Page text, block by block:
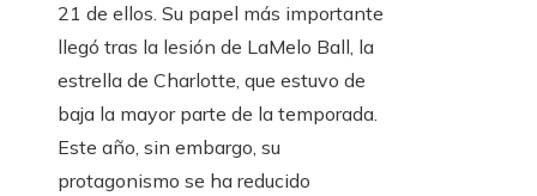
21 de ellos. Su papel más importante
llegó tras la lesión de LaMelo Ball, la
estrella de Charlotte, que estuvo de
baja la mayor parte de la temporada.
Este año, sin embargo, su
protagonismo se ha reducido